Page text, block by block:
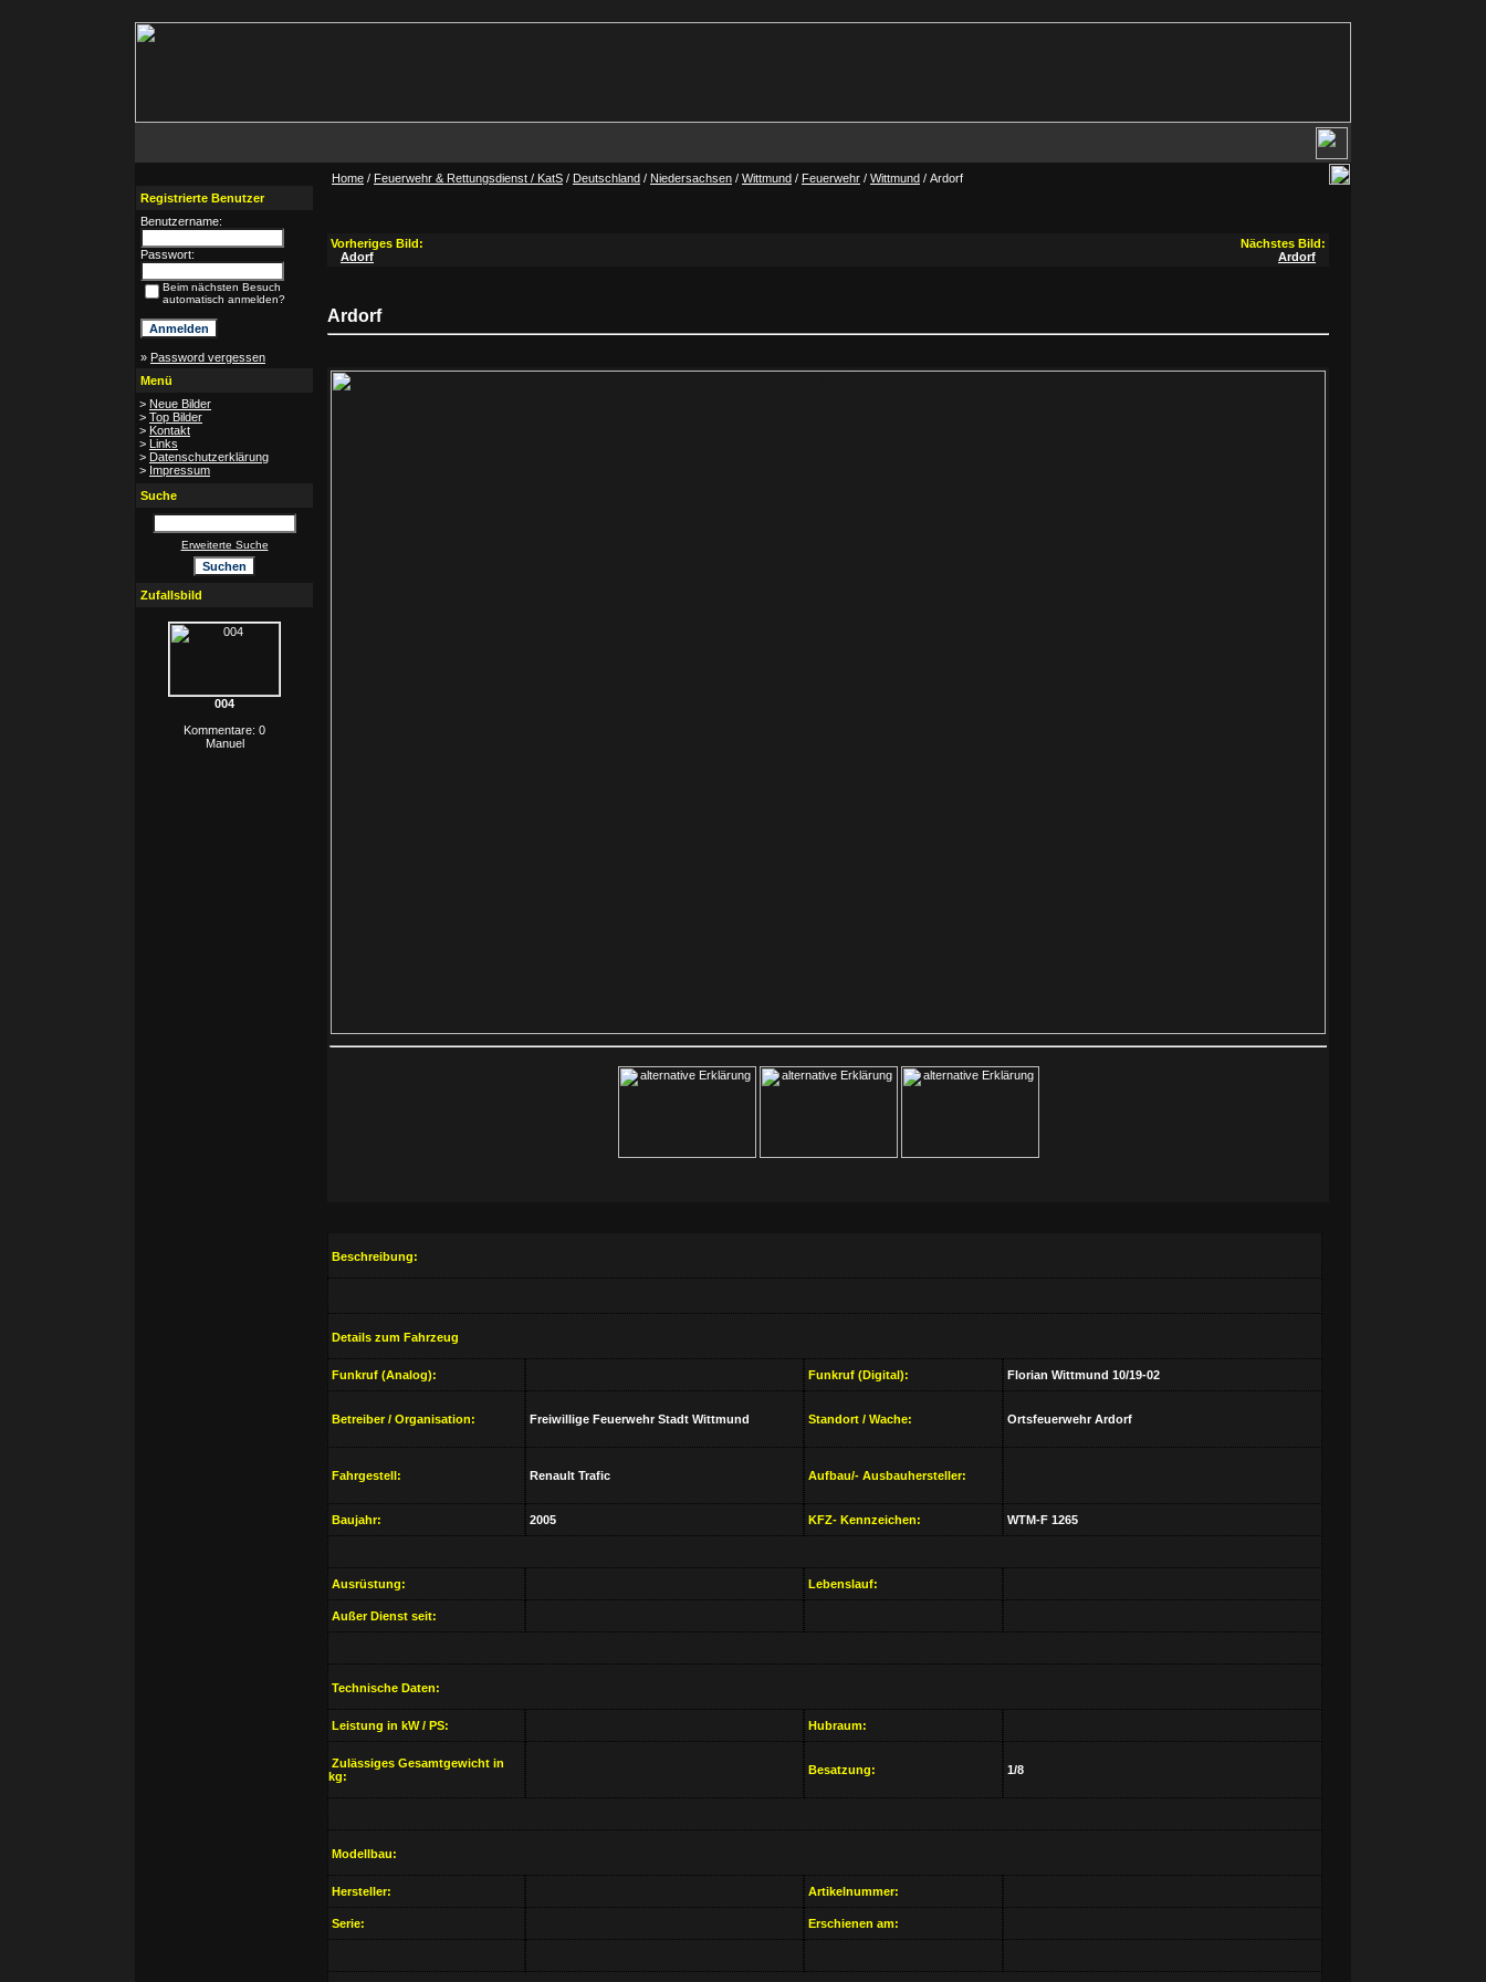
Registrierte Benutzer
Benutzername:
Passwort:
Beim nächsten Besuch
automatisch anmelden?
» Password vergessen
Menü
> Neue Bilder
> Top Bilder
> Kontakt
> Links
> Datenschutzerklärung
> Impressum
Suche
Erweiterte Suche
Zufallsbild
004
Kommentare: 0
Manuel
Home / Feuerwehr & Rettungsdienst / KatS / Deutschland / Niedersachsen / Wittmund / Feuerwehr / Wittmund / Ardorf
Vorheriges Bild:
Adorf
Nächstes Bild:
Ardorf
Ardorf
Beschreibung:
Details zum Fahrzeug
Funkruf (Analog): Funkruf (Digital): Florian Wittmund 10/19-02
Betreiber / Organisation: Freiwillige Feuerwehr Stadt Wittmund Standort / Wache: Ortsfeuerwehr Ardorf
Fahrgestell: Renault Trafic Aufbau/- Ausbauhersteller:
Baujahr: 2005 KFZ- Kennzeichen: WTM-F 1265
Ausrüstung: Lebenslauf:
Außer Dienst seit:
Technische Daten:
Leistung in kW / PS: Hubraum:
Zulässiges Gesamtgewicht in
kg:
Besatzung: 1/8
Modellbau:
Hersteller: Artikelnummer:
Serie: Erschienen am: